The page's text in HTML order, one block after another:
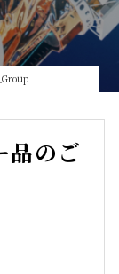
品のご